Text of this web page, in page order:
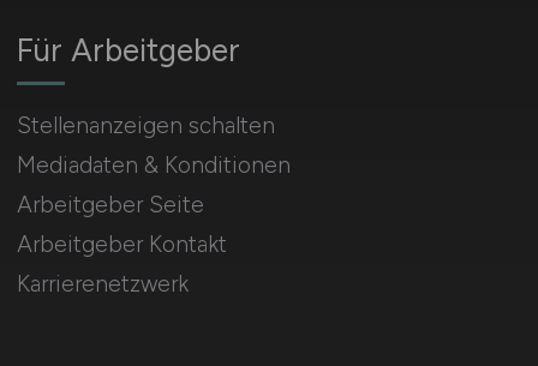
Für Arbeitgeber
Stellenanzeigen schalten
Mediadaten & Konditionen
Arbeitgeber Seite
Arbeitgeber Kontakt
Karrierenetzwerk